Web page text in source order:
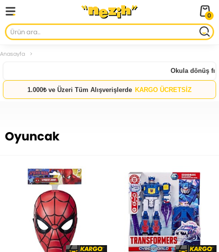
0
Anasayfa
Okula dönüş fırsatları
1.000₺ ve Üzeri Tüm Alışverişlerde KARGO ÜCRETSİZ
Oyuncak